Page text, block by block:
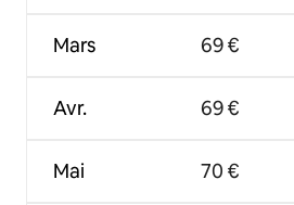
Mars
Avr.
Mai
69 €
69 €
70 €